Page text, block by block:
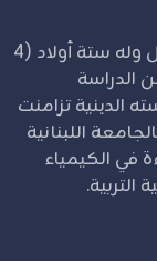
مواليد 1953 كفر فيلا - جنوب لبنان. متأهل وله ستة أولاد (4
الدراسة
الدينية تزامنت
اللبنانية
في الكيمياء
التربية.